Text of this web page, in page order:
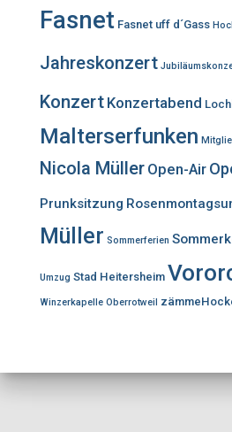
Fasnet Fasnet uff d´Gass
Jahreskonzert
Konzert Konzertabend
Malterserfunken
Nicola Müller Open-Air
Prunksitzung
Müller Sommerferien
Umzug Stad Heitersheim
Winzerkapelle Oberrotweil